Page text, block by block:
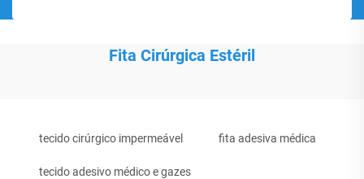
Fita Cirúrgica Estéril
tecido cirúrgico impermeável fita adesiva médica
tecido adesivo médico e gazes